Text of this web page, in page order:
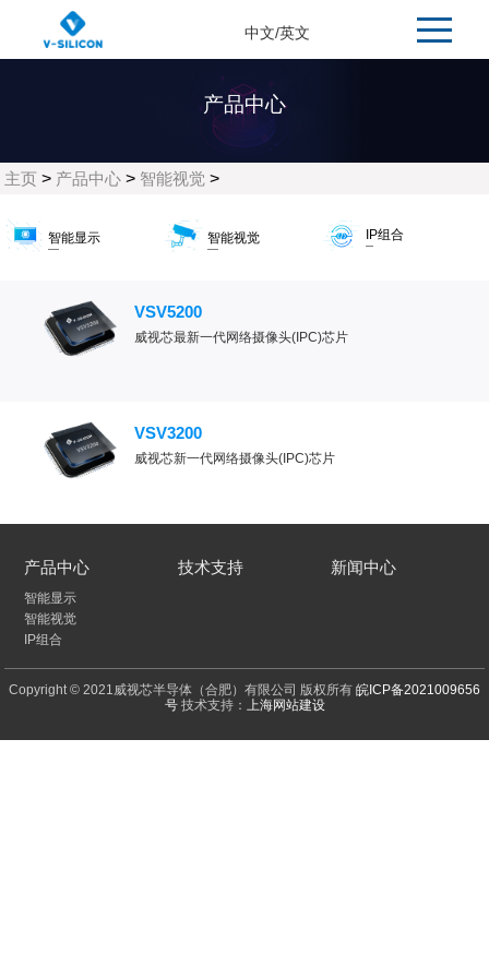
中文/英文
产品中心
主页 > 产品中心 > 智能视觉 >
智能显示 智能视觉 IP组合
VSV5200
威视芯最新一代网络摄像头(IPC)芯片
VSV3200
威视芯新一代网络摄像头(IPC)芯片
产品中心
智能显示
智能视觉
IP组合
技术支持 新闻中心
Copyright © 2021威视芯半导体（合肥）有限公司 版权所有 皖ICP备2021009656
号技术支持： 上海网站建设